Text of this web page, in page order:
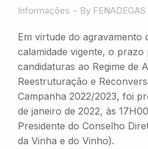
Informações By FENADEGAS
Em virtude do agravamento
calamidade vigente, o prazo
candidaturas ao Regime de
Reestruturação e
Campanha 2022/2023, foi
de janeiro de 2022, às
Presidente do Conselho
da Vinha e do Vinho).